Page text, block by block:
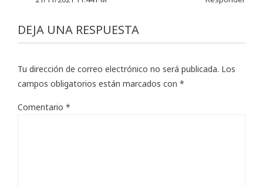
DEJA UNA RESPUESTA
Tu dirección de correo electrónico no será publicada. Los
campos obligatorios están marcados con *
Comentario *